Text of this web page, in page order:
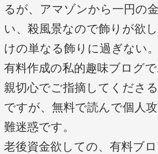
るが、アマゾンから一円の
い、殺風景なので飾りが欲
けの単なる飾りに過ぎない
有料作成の私的趣味ブログ
親切心でご指摘してくださ
ですが、無料で読んで個人
難迷惑です。
老後資金欲しての、有料ブ